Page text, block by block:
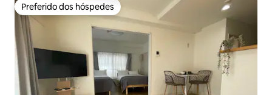
Preferido dos hóspedes
Preferido dos hóspedes